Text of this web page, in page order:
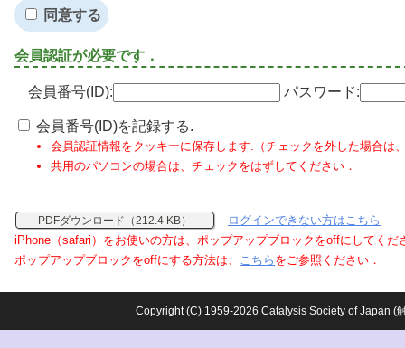
同意する
会員認証が必要です．
会員番号(ID): パスワード:
会員番号(ID)を記録する.
会員認証情報をクッキーに保存します.（チェックを外した場合は
共用のパソコンの場合は、チェックをはずしてください．
PDFダウンロード（212.4 KB）
ログインできない方はこちら
iPhone（safari）をお使いの方は、ポップアップブロックをoffにしてくだ
ポップアップブロックをoffにする方法は、 こちら をご参照ください．
Copyright (C) 1959-2026 Catalysis Society of Japan (